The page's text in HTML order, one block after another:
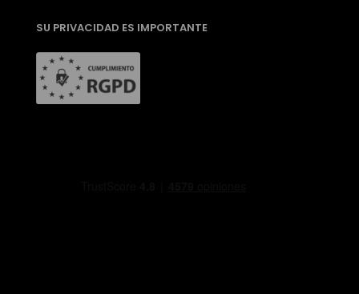
SU PRIVACIDAD ES IMPORTANTE